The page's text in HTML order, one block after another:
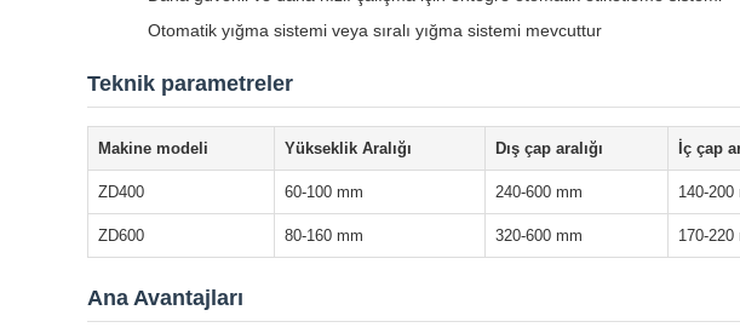
Otomatik yığma sistemi veya sıralı yığma sistemi mevcuttur
Teknik parametreler
Makine modeli Yükseklik Aralığı Dış çap aralığı İç çap
ZD400 60-100 mm 240-600 mm 140-200
ZD600 80-160 mm 320-600 mm 170-220
Ana Avantajları